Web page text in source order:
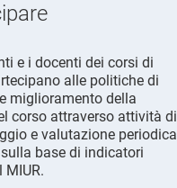
e i docenti dei corsi di
alle politiche di
miglioramento della
corso attraverso attività di
e valutazione periodica
base di indicatori